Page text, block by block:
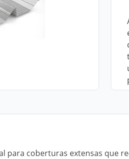
para coberturas extensas que